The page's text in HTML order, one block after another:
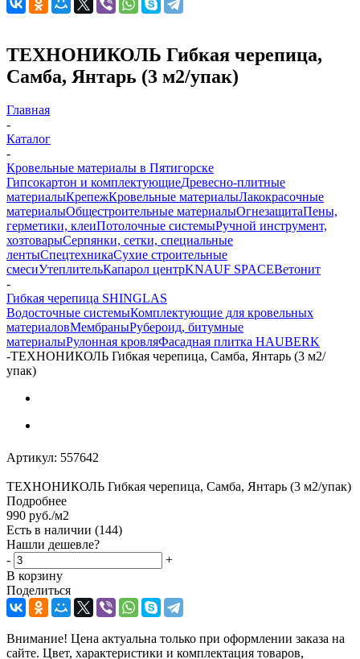
ТЕХНОНИКОЛЬ Гибкая черепица,
Самба, Янтарь (3 м2/упак)
Главная
-
Каталог
-
Кровельные материалы в Пятигорске
Гипсокартон и комплектующиеДревесно-плитные
материалыКрепежКровельные материалыЛакокрасочные
материалыОбщестроительные материалыОгнезащитаПены,
герметики, клеиПотолочные системыРучной инструмент,
хозтоварыСерпянки, сетки, специальные
лентыСпецтехникаСухие строительные
смесиУтеплительКапарол центрKNAUF SPACEВетонит
-
Гибкая черепица SHINGLAS
Водосточные системыКомплектующие для кровельных
материаловМембраныРубероид, битумные
материалыРулонная кровляФасадная плитка HAUBERK
-ТЕХНОНИКОЛЬ Гибкая черепица, Самба, Янтарь (3 м2/
упак)
Артикул: 557642
ТЕХНОНИКОЛЬ Гибкая черепица, Самба, Янтарь (3 м2/упак)
Подробнее
990 руб./м2
Есть в наличии (144)
Нашли дешевле?
-
+
В корзину
Поделиться
Внимание! Цена актуальна только при оформлении заказа на
сайте. Цвет, характеристики и комплектация товаров,